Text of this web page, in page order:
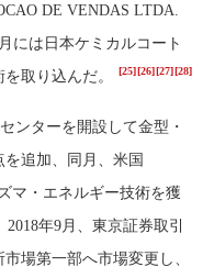
DE VENDAS LTDA.
には日本ケミカルコート
取り込んだ。
[25][26][27][28]
ンターを開設して金型・
追加、同月、米国
マ・エネルギー技術を獲
年9月、東京証券取引
場第一部へ市場変更し、